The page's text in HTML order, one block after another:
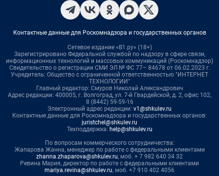
Контактные данные для Роскомнадзора и государственных органов
Сетевое издание «В1.ру» (18+)
Зарегистрировано Федеральной службой по надзору в сфере связи,
информационных технологий и массовых коммуникаций (Роскомнадзор)
Свидетельство о регистрации СМИ ЭЛ № ФС 77– 84678 от 06.02.2023 г.
Учредитель: Общество с ограниченной ответственностью "ИНТЕРНЕТ
ТЕХНОЛОГИИ"
Главный редактор: Смуров Николай Александрович
Адрес редакции: 400005, г. Волгоград, ул. 7-й Гвардейской, д. 2, офис 102,
8 (8442) 59-59-16
Электронный адрес редакции: v1@shkulev.ru
Контактные данные для Роскомнадзора и государственных органов:
juristchel@shkulev.ru
Техподдержка: help@shkulev.ru
По вопросам коммерческого сотрудничества:
Жапарова Жанна, менеджер по работе с федеральными клиентами
zhanna.zhaparova@shkulev.ru, моб. + 7 982 640 34 32
Ревина Мария, директор по работе с федеральными клиентами
mariya.revina@shkulev.ru, моб. +7 910 402 4056